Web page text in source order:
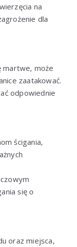
na
dla
martwe, może
zaatakować.
odpowiednie
ścigania,
się o
oraz miejsca,